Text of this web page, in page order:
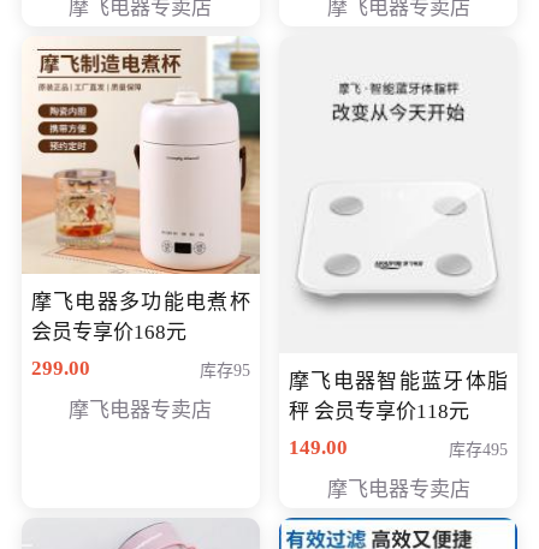
摩飞电器专卖店 摩飞电器专卖店
摩飞电器多功能电煮杯
会员专享价168元
299.00
库存95
摩飞电器专卖店
摩飞电器智能蓝牙体脂
秤 会员专享价118元
149.00
库存495
摩飞电器专卖店